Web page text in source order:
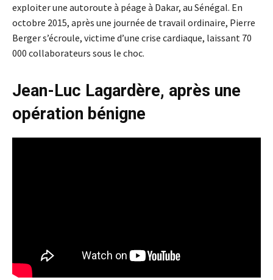
exploiter une autoroute à péage à Dakar, au Sénégal. En
octobre 2015, après une journée de travail ordinaire, Pierre
Berger s’écroule, victime d’une crise cardiaque, laissant 70
000 collaborateurs sous le choc.
Jean-Luc Lagardère, après une
opération bénigne